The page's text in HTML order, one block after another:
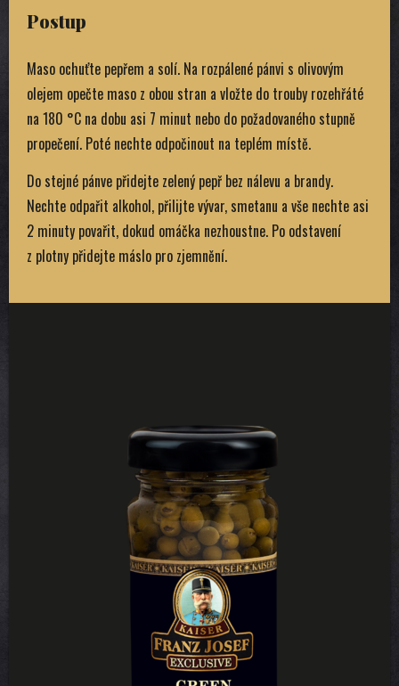
Postup
Maso ochuťte pepřem a solí. Na rozpálené pánvi s olivovým
olejem opečte maso z obou stran a vložte do trouby rozehřáté
na 180 °C na dobu asi 7 minut nebo do požadovaného stupně
propečení. Poté nechte odpočinout na teplém místě.
Do stejné pánve přidejte zelený pepř bez nálevu a brandy.
Nechte odpařit alkohol, přilijte vývar, smetanu a vše nechte asi
2 minuty povařit, dokud omáčka nezhoustne. Po odstavení
z plotny přidejte máslo pro zjemnění.